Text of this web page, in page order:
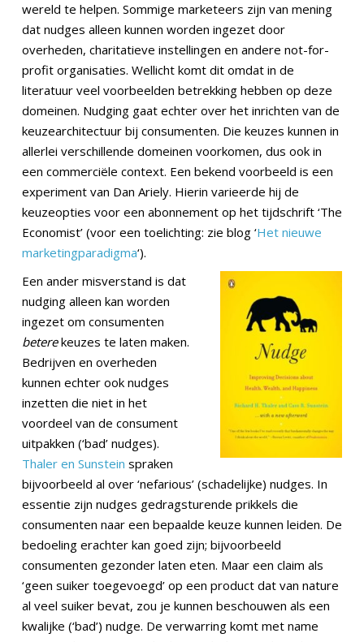
wereld te helpen. Sommige marketeers zijn van mening
dat nudges alleen kunnen worden ingezet door
overheden, charitatieve instellingen en andere not-for-
profit organisaties. Wellicht komt dit omdat in de
literatuur veel voorbeelden betrekking hebben op deze
domeinen. Nudging gaat echter over het inrichten van de
keuzearchitectuur bij consumenten. Die keuzes kunnen in
allerlei verschillende domeinen voorkomen, dus ook in
een commerciële context. Een bekend voorbeeld is een
experiment van Dan Ariely. Hierin varieerde hij de
keuzeopties voor een abonnement op het tijdschrift ‘The
Economist’ (voor een toelichting: zie blog ‘Het nieuwe
marketingparadigma‘).
Een ander misverstand is dat
nudging alleen kan worden
ingezet om consumenten
beterekeuzes te laten maken.
Bedrijven en overheden
kunnen echter ook nudges
inzetten die niet in het
voordeel van de consument
uitpakken (‘bad’ nudges).
Thaler en Sunstein spraken
bijvoorbeeld al over ‘nefarious’ (schadelijke) nudges. In
essentie zijn nudges gedragsturende prikkels die
consumenten naar een bepaalde keuze kunnen leiden. De
bedoeling erachter kan goed zijn; bijvoorbeeld
consumenten gezonder laten eten. Maar een claim als
‘geen suiker toegevoegd’ op een product dat van nature
al veel suiker bevat, zou je kunnen beschouwen als een
kwalijke (‘bad’) nudge. De verwarring komt met name